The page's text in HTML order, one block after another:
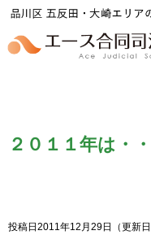
２０１１年は・・
投稿日2011年12月29日 （更新